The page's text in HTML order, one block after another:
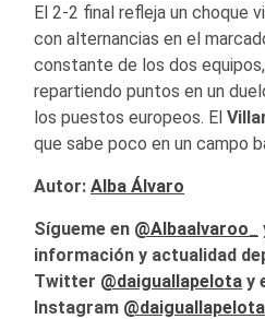
El 2‑2 final refleja un choque
con alternancias en el
constante de los dos
repartiendo puntos en un
los puestos europeos. El
que sabe poco en un campo
Autor: Alba Álvaro
Sígueme en @Albaalvaroo_
información y actualidad
Twitter @daiguallapelota y
Instagram @daiguallapelota